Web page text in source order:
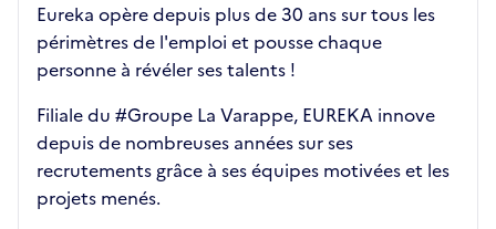
Eureka opère depuis plus de 30 ans sur tous les
périmètres de l'emploi et pousse chaque
personne à révéler ses talents !
Filiale du #Groupe La Varappe, EUREKA innove
depuis de nombreuses années sur ses
recrutements grâce à ses équipes motivées et les
projets menés.